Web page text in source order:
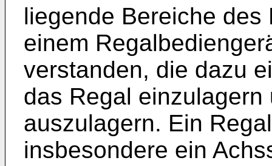
liegende Bereiche
einem
verstanden, die dazu
das Regal
auszulagern. Ein
insbesondere ein